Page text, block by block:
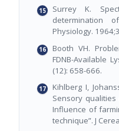
Surrey K.
determination
Physiology.
Booth VH.
FDNB-Available
(12): 658-666.
Kihlberg I,
Sensory
Influence of
technique”. J